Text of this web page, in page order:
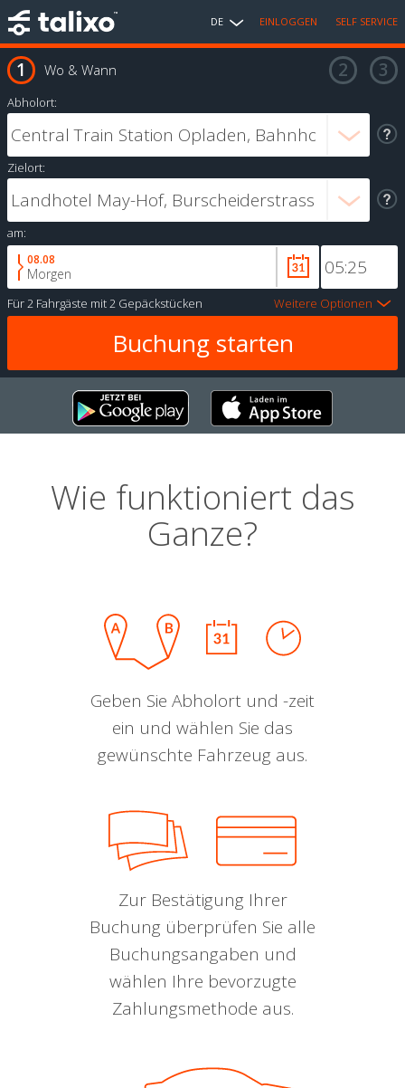
DE EINLOGGEN SELF SERVICE
Wo & Wann
Abholort:
Zielort:
am:
08.08
Morgen
Für2 Fahrgäste mit2 Gepäckstücken Weitere Optionen
Wie funktioniert das
Ganze?
Geben Sie Abholort und -zeit
ein und wählen Sie das
gewünschte Fahrzeug aus.
Zur Bestätigung Ihrer
Buchung überprüfen Sie alle
Buchungsangaben und
wählen Ihre bevorzugte
Zahlungsmethode aus.